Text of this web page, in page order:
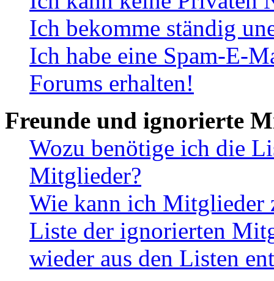
Ich bekomme ständig
Ich habe eine Spam-E-
Forums erhalten!
Freunde und ignorierte
Wozu benötige ich die
Mitglieder?
Wie kann ich Mitglieder
Liste der ignorierten
wieder aus den Listen